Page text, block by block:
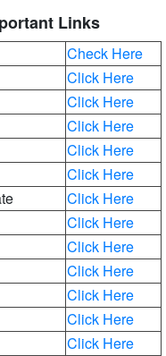
Links
Check Here
Click Here
Click Here
Click Here
Click Here
Click Here
Click Here
Click Here
Click Here
Click Here
Click Here
Click Here
Click Here